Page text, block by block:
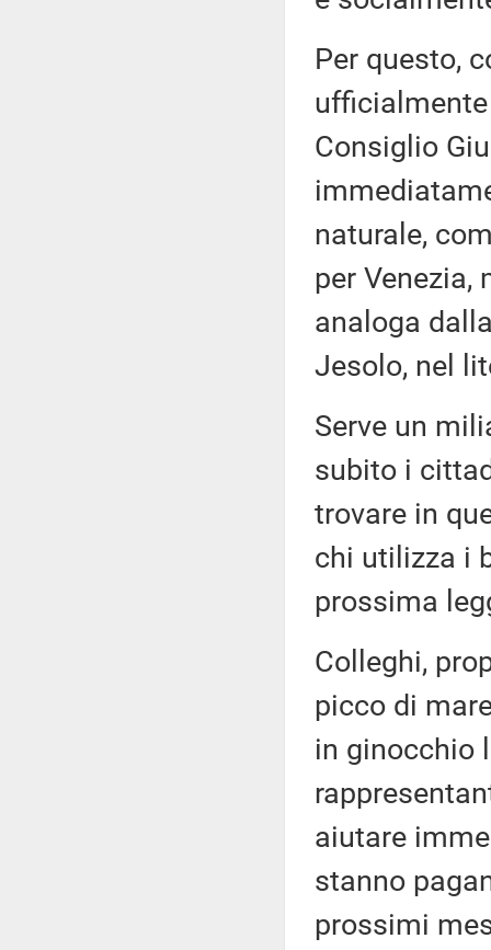
Per questo,
ufficialmente
Consiglio
naturale,
per Venezia,
analoga
Jesolo, nel
Serve un
subito i
trovare in
chi utilizza i
prossima
Colleghi,
picco di
in ginocchio
aiutare
stanno
prossimi